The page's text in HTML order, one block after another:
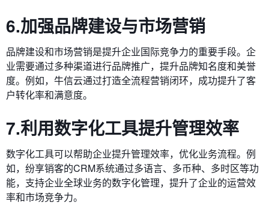
6.加强品牌建设与市场营销
品牌建设和市场营销是提升企业国际竞争力的重要手段。企
业需要通过多种渠道进行品牌推广，提升品牌知名度和美誉
度。例如，牛信云通过打造全流程营销闭环，成功提升了客
户转化率和满意度。
7.利用数字化工具提升管理效率
数字化工具可以帮助企业提升管理效率，优化业务流程。例
如，纷享销客的CRM系统通过多语言、多币种、多时区等功
能，支持企业全球业务的数字化管理，提升了企业的运营效
率和市场竞争力。